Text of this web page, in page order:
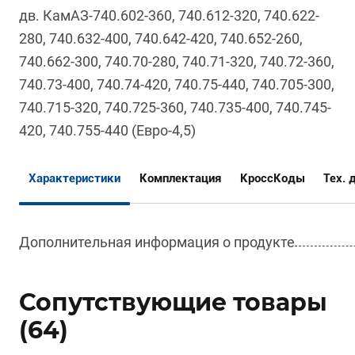
дв. КамАЗ-740.602-360, 740.612-320, 740.622-
280, 740.632-400, 740.642-420, 740.652-260,
740.662-300, 740.70-280, 740.71-320, 740.72-360,
740.73-400, 740.74-420, 740.75-440, 740.705-300,
740.715-320, 740.725-360, 740.735-400, 740.745-
420, 740.755-440 (Евро-4,5)
Характеристики Комплектация КроссКоды Тех.
Дополнительная информация о продукте
Сопутствующие товары
(64)